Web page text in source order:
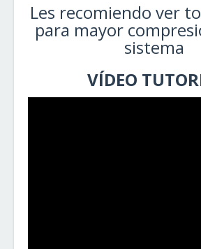
Les recomiendo ver
para mayor
sistema
VÍDEO